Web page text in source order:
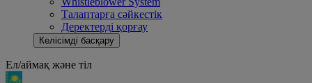
Талаптарға сәйкестік
Деректерді қорғау
Келісімді басқару
Ел/аймақ және тіл